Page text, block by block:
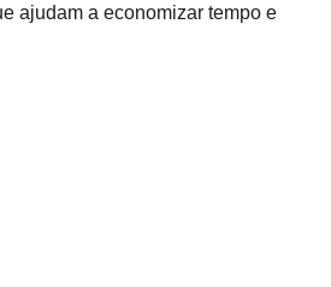
ajudam a economizar tempo e